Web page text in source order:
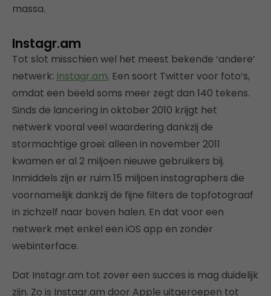
massa.
Instagr.am
Tot slot misschien wel het meest bekende ‘andere’
netwerk: Instagr.am. Een soort Twitter voor foto’s,
omdat een beeld soms meer zegt dan 140 tekens.
Sinds de lancering in oktober 2010 krijgt het
netwerk vooral veel waardering dankzij de
stormachtige groei: alleen in november 2011
kwamen er al 2 miljoen nieuwe gebruikers bij.
Inmiddels zijn er ruim 15 miljoen instagraphers die
voornamelijk dankzij de fijne filters de topfotograaf
in zichzelf naar boven halen. En dat voor een
netwerk met enkel een iOS app en zonder
webinterface.
Dat Instagr.am tot zover een succes is mag duidelijk
zijn. Zo is Instagr.am door Apple uitgeroepen tot